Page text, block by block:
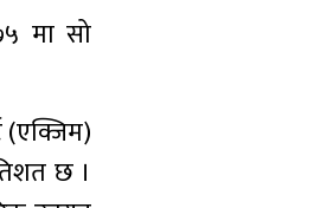
मा सो
(एक्जिम)
छ ।